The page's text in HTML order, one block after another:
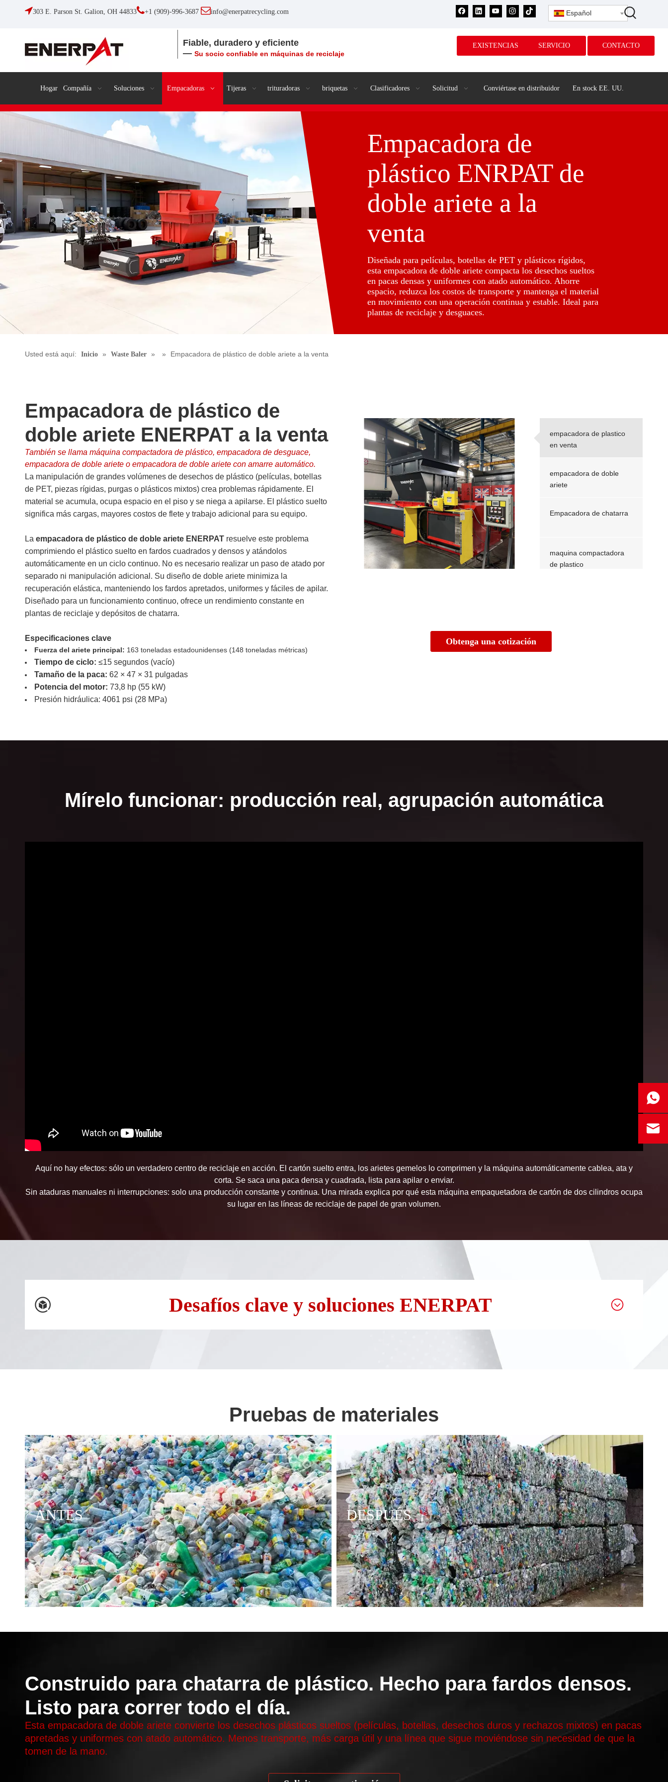
303 E. Parson St. Galion, OH 44833+1 (909)-996-3687 info@enerpatrecycling.com Español
Fiable, duradero y eficiente
—Su socio confiable en máquinas de reciclaje
EXISTENCIAS SERVICIO CONTACTO
Hogar Compañía Soluciones Empacadoras Tijeras trituradoras briquetas Clasificadores Solicitud Conviértase en distribuidor En stock EE. UU.
Empacadora de
plástico ENRPAT de
doble ariete a la
venta
Diseñada para películas, botellas de PET y plásticos rígidos,
esta empacadora de doble ariete compacta los desechos sueltos
en pacas densas y uniformes con atado automático. Ahorre
espacio, reduzca los costos de transporte y mantenga el material
en movimiento con una operación continua y estable. Ideal para
plantas de reciclaje y desguaces.
Usted está aquí: Inicio » Waste Baler » » Empacadora de plástico de doble ariete a la venta
Empacadora de plástico de
doble ariete ENERPAT a la venta
También se llama máquina compactadora de plástico, empacadora de desguace,
empacadora de doble ariete o empacadora de doble ariete con amarre automático.
La manipulación de grandes volúmenes de desechos de plástico (películas, botellas
de PET, piezas rígidas, purgas o plásticos mixtos) crea problemas rápidamente. El
material se acumula, ocupa espacio en el piso y se niega a apilarse. El plástico suelto
significa más cargas, mayores costos de flete y trabajo adicional para su equipo.
La empacadora de plástico de doble ariete ENERPAT resuelve este problema
comprimiendo el plástico suelto en fardos cuadrados y densos y atándolos
automáticamente en un ciclo continuo. No es necesario realizar un paso de atado por
separado ni manipulación adicional. Su diseño de doble ariete minimiza la
recuperación elástica, manteniendo los fardos apretados, uniformes y fáciles de apilar.
Diseñado para un funcionamiento continuo, ofrece un rendimiento constante en
plantas de reciclaje y depósitos de chatarra.
Especificaciones clave
Fuerza del ariete principal: 163 toneladas estadounidenses (148 toneladas métricas)
Tiempo de ciclo: ≤15 segundos (vacío)
Tamaño de la paca: 62 × 47 × 31 pulgadas
Potencia del motor: 73,8 hp (55 kW)
Presión hidráulica: 4061 psi (28 MPa)
empacadora de plastico
en venta
empacadora de doble
ariete
Empacadora de chatarra
maquina compactadora
de plastico
Obtenga una cotización
Mírelo funcionar: producción real, agrupación automática
Aquí no hay efectos: sólo un verdadero centro de reciclaje en acción. El cartón suelto entra, los arietes gemelos lo comprimen y la máquina automáticamente cablea, ata y
corta. Se saca una paca densa y cuadrada, lista para apilar o enviar.
Sin ataduras manuales ni interrupciones: solo una producción constante y continua. Una mirada explica por qué esta máquina empaquetadora de cartón de dos cilindros ocupa
su lugar en las líneas de reciclaje de papel de gran volumen.
Desafíos clave y soluciones ENERPAT
Pruebas de materiales
ANTES DESPUÉS
Construido para chatarra de plástico. Hecho para fardos densos.
Listo para correr todo el día.
Esta empacadora de doble ariete convierte los desechos plásticos sueltos (películas, botellas, desechos duros y rechazos mixtos) en pacas
apretadas y uniformes con atado automático. Menos transporte, más carga útil y una línea que sigue moviéndose sin necesidad de que la
tomen de la mano.